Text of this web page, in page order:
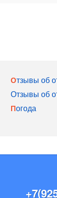
Отзывы об
Отзывы об
Погода